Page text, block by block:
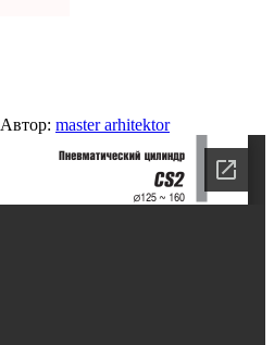
Автор: master arhitektor